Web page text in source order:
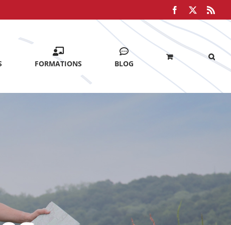
Facebook
FORMATIONS BLOG